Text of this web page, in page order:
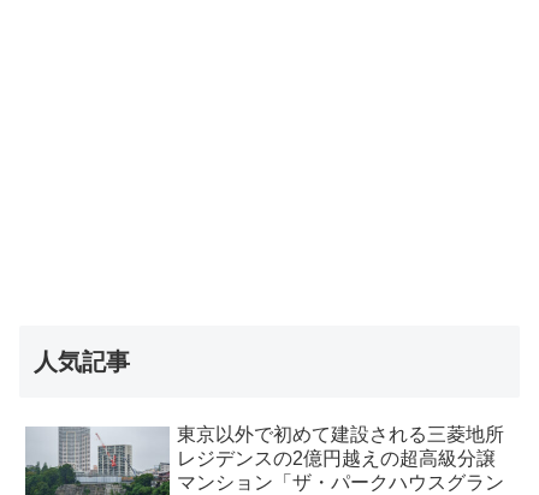
人気記事
東京以外で初めて建設される三菱地所
レジデンスの2億円越えの超高級分譲
マンション「ザ・パークハウスグラン